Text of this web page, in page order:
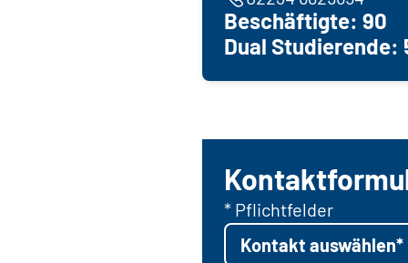
Beschäftigte: 90
Dual Studierende:
* Pflichtfelder
Kontakt auswählen*